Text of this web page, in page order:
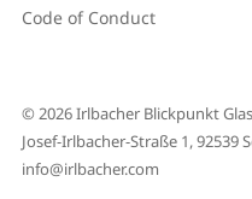
Code of Conduct
© 2026 Irlbacher Blickpunkt
Josef-Irlbacher-Straße 1, 92539
info@irlbacher.com